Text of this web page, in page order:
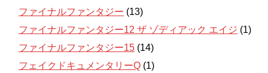
ファイナルファンタジー (13)
ファイナルファンタジー12 ザ ゾディアック エイジ (1)
ファイナルファンタジー15 (14)
フェイクドキュメンタリーQ (1)